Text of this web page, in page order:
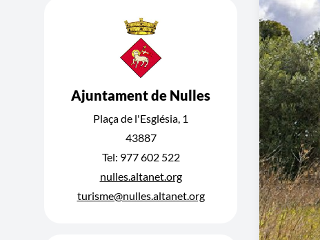
Ajuntament de Nulles
Plaça de l'Església, 1
43887
Tel: 977 602 522
nulles.altanet.org
turisme@nulles.altanet.org